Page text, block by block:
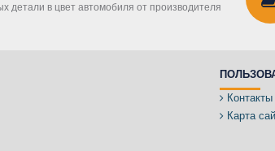
детали в цвет автомобиля от производителя
Контакты
Карта